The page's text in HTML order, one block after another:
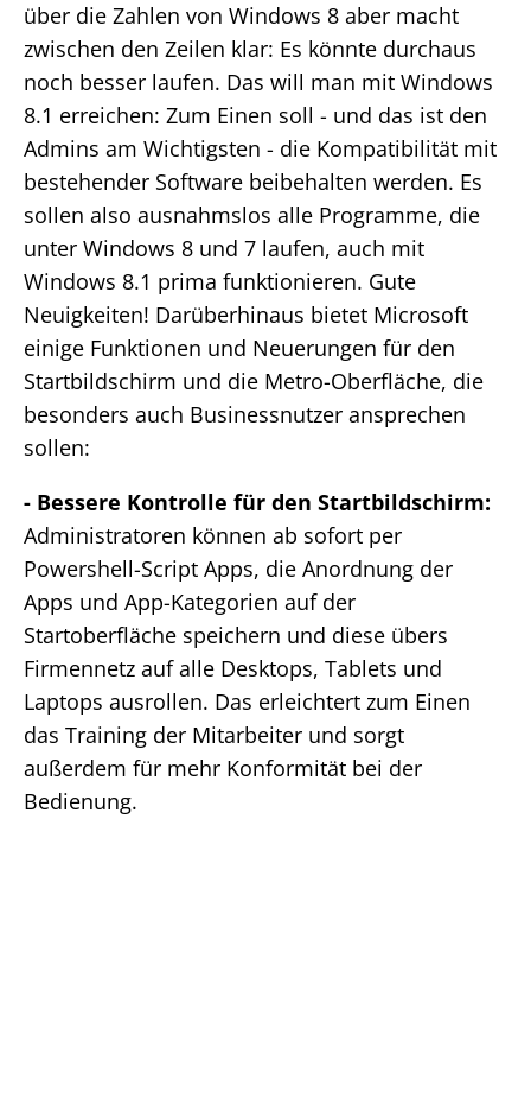
über die Zahlen von Windows 8 aber macht
zwischen den Zeilen klar: Es könnte durchaus
noch besser laufen. Das will man mit Windows
8.1 erreichen: Zum Einen soll - und das ist den
Admins am Wichtigsten - die Kompatibilität mit
bestehender Software beibehalten werden. Es
sollen also ausnahmslos alle Programme, die
unter Windows 8 und 7 laufen, auch mit
Windows 8.1 prima funktionieren. Gute
Neuigkeiten! Darüberhinaus bietet Microsoft
einige Funktionen und Neuerungen für den
Startbildschirm und die Metro-Oberfläche, die
besonders auch Businessnutzer ansprechen
sollen:
- Bessere Kontrolle für den Startbildschirm:
Administratoren können ab sofort per
Powershell-Script Apps, die Anordnung der
Apps und App-Kategorien auf der
Startoberfläche speichern und diese übers
Firmennetz auf alle Desktops, Tablets und
Laptops ausrollen. Das erleichtert zum Einen
das Training der Mitarbeiter und sorgt
außerdem für mehr Konformität bei der
Bedienung.